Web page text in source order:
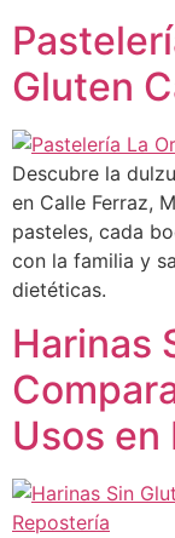
Gluten
Descubre la
en Calle Ferraz,
pasteles, cada
con la familia y
dietéticas.
Harinas
Usos en